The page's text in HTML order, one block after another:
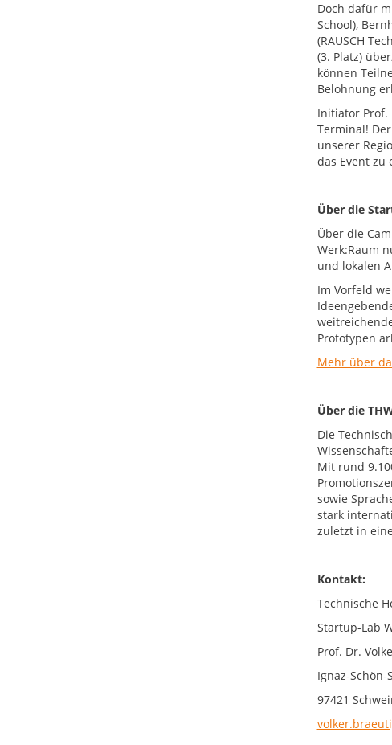
Doch dafür
School),
(RAUSCH
(3. Platz)
können
Belohnung
Initiator Prof.
Terminal!
unserer
das Event zu
Über die
Über die
Werk:Raum
und lokalen
Im Vorfeld
Prototypen
Mehr über
Über die
Die
Mit rund
sowie
stark
zuletzt in
Kontakt:
Technische
Startup-Lab
Prof. Dr.
Ignaz-Schön-
97421